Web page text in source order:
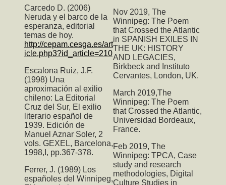
Carcedo D. (2006)
Neruda y el barco de la
esperanza, editorial
temas de hoy.
http://cepam.cesga.es/art
icle.php3?id_article=210
Escalona Ruiz, J.F.
(1998) Una
aproximación al exilio
chileno: La Editorial
Cruz del Sur, El exilio
literario español de
1939. Edición de
Manuel Aznar Soler, 2
vols. GEXEL, Barcelona,
1998,I, pp.367-378.
Ferrer, J. (1989) Los
españoles del Winnipeg,
Nov 2019, The
Winnipeg: The Poem
that Crossed the Atlantic
in SPANISH EXILES IN
THE UK: HISTORY
AND LEGACIES,
Birkbeck and Instituto
Cervantes, London, UK.
March 2019,The
Winnipeg: The Poem
that Crossed the Atlantic,
Universidad Bordeaux,
France.
Feb 2019, The
Winnipeg: TPCA, Case
study and research
methodologies, Digital
Culture Studies in